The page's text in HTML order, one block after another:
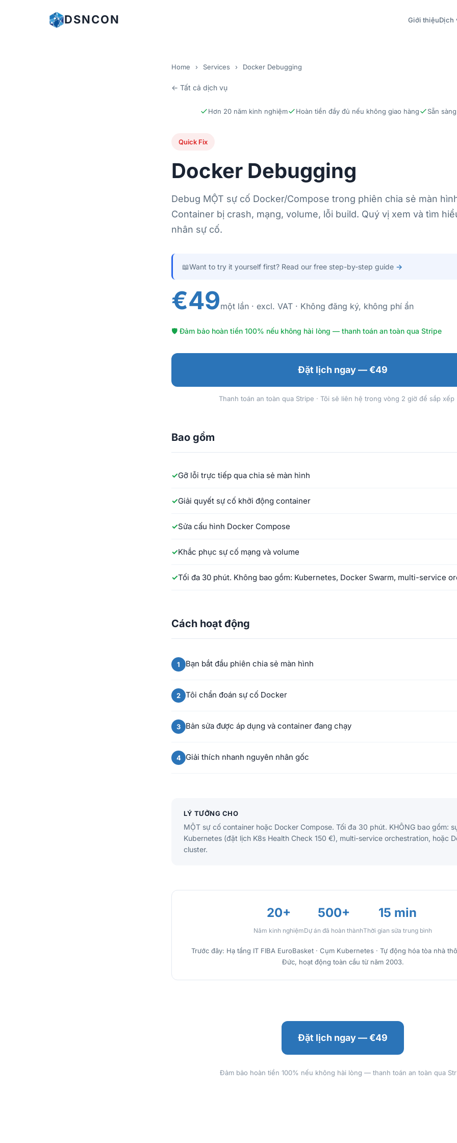
DSNCON Giới thiệuDịch
Home › Services › Docker Debugging
← Tất cả dịch vụ
Hơn 20 năm kinh nghiệm Hoàn tiền đầy đủ nếu không giao hàng Sẵn
Quick Fix
Docker Debugging
Debug MỘT sự cố Docker/Compose trong phiên chia sẻ màn
Container bị crash, mạng, volume, lỗi build. Quý vị xem và tìm
nhân sự cố.
📖Want to try it yourself first? Read our free step-by-step guide →
€49một lần · excl. VAT · Không đăng ký, không phí ẩn
🛡 Đảm bảo hoàn tiền 100% nếu không hài lòng — thanh toán an toàn qua Stripe
Đặt lịch ngay — €49
Thanh toán an toàn qua Stripe · Tôi sẽ liên hệ trong vòng 2 giờ để sắp xếp
Bao gồm
Gỡ lỗi trực tiếp qua chia sẻ màn hình
Giải quyết sự cố khởi động container
Sửa cấu hình Docker Compose
Khắc phục sự cố mạng và volume
Tối đa 30 phút. Không bao gồm: Kubernetes, Docker Swarm, multi-service
Cách hoạt động
Bạn bắt đầu phiên chia sẻ màn hình
Tôi chẩn đoán sự cố Docker
Bản sửa được áp dụng và container đang chạy
Giải thích nhanh nguyên nhân gốc
LÝ TƯỞNG CHO
MỘT sự cố container hoặc Docker Compose. Tối đa 30 phút. KHÔNG bao gồm:
Kubernetes (đặt lịch K8s Health Check 150 €), multi-service orchestration, hoặc
cluster.
20+
Năm kinh nghiệm
500+
Dự án đã hoàn thành
15 min
Thời gian sửa trung bình
Trước đây: Hạ tầng IT FIBA EuroBasket · Cụm Kubernetes · Tự động hóa tòa nhà
Đức, hoạt động toàn cầu từ năm 2003.
Đặt lịch ngay — €49
Đảm bảo hoàn tiền 100% nếu không hài lòng — thanh toán an toàn qua